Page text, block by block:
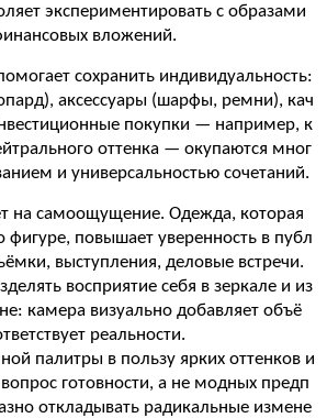
экспериментировать с образами
вложений.
сохранить индивидуальность:
аксессуары (шарфы, ремни), кач
покупки — например, к
оттенка — окупаются мног
и универсальностью сочетаний.
на самоощущение. Одежда, которая
фигуре, повышает уверенность в публ
выступления, деловые встречи.
восприятие себя в зеркале и из
камера визуально добавляет объё
реальности.
палитры в пользу ярких оттенков и
готовности, а не модных предп
откладывать радикальные измене